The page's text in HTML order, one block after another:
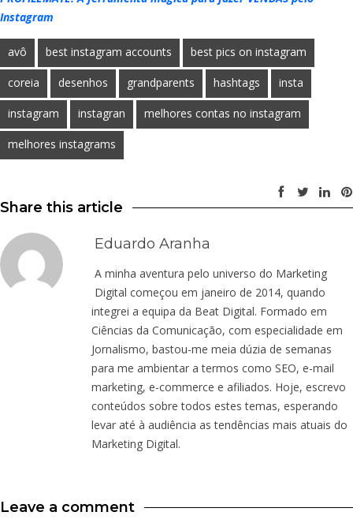
Instagram
avô best instagram accounts best pics on instagram
coreia desenhos grandparents hashtags insta
instagram instagran melhores contas no instagram
melhores instagrams
Share this article
Eduardo Aranha
A minha aventura pelo universo do Marketing
Digital começou em janeiro de 2014, quando
integrei a equipa da Beat Digital. Formado em
Ciências da Comunicação, com especialidade em
Jornalismo, bastou-me meia dúzia de semanas
para me ambientar a termos como SEO, e-mail
marketing, e-commerce e afiliados. Hoje, escrevo
conteúdos sobre todos estes temas, esperando
levar até à audiência as tendências mais atuais do
Marketing Digital.
Leave a comment